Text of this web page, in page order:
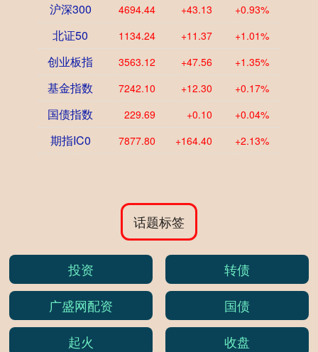
沪深300 4694.44 +43.13 +0.93%
北证50 1134.24 +11.37 +1.01%
创业板指 3563.12 +47.56 +1.35%
基金指数 7242.10 +12.30 +0.17%
国债指数 229.69 +0.10 +0.04%
期指IC0 7877.80 +164.40 +2.13%
话题标签
投资
转债
广盛网配资
国债
起火
收盘